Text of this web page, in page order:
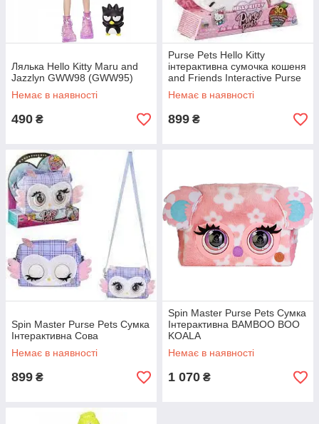
Лялька Hello Kitty Maru and
Jazzlyn GWW98 (GWW95)
Немає в наявності
490 ₴
Purse Pets Hello Kitty
інтерактивна сумочка кошеня
and Friends Interactive Purse
Немає в наявності
899 ₴
Spin Master Purse Pets Сумка
Інтерактивна Сова
Немає в наявності
899 ₴
Spin Master Purse Pets Сумка
Інтерактивна BAMBOO BOO
KOALA
Немає в наявності
1 070 ₴